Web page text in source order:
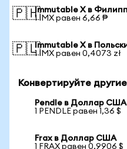
🇵🇭Immutable X в
1 IMX равен 6,66 ₱
🇵🇱Immutable X в
1 IMX равен 0,4073 zł
Конвертируйте
Pendle в Доллар США
1 PENDLE равен 1,36 $
Frax в Доллар США
1 FRAX равен 0,9906 $